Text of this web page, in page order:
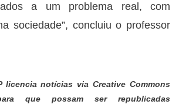
a um problema real, com
sociedade”, concluiu o professor
licencia notícias via Creative Commons
que possam ser republicadas